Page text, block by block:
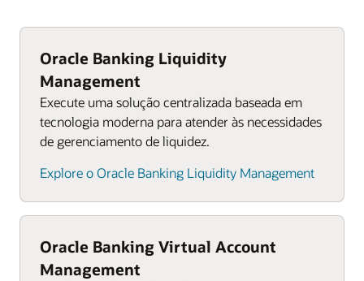
Oracle Banking Liquidity
Management
Execute uma solução centralizada baseada em
tecnologia moderna para atender às necessidades
de gerenciamento de liquidez.
Explore o Oracle Banking Liquidity Management
Oracle Banking Virtual Account
Management